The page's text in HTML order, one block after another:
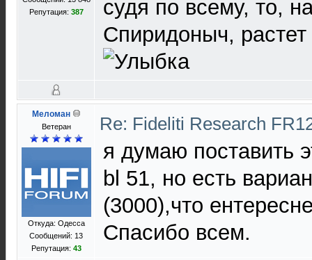
Репутация: 387
судя по всему, то,
Спиридоныч,
Меломан
Ветеран
Откуда: Одесса
Сообщений: 13
Репутация: 43
Re: Fideliti Research
я думаю поставить
bl 51, но есть
(3000),что
Спасибо всем.